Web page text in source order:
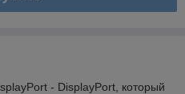
- DisplayPort, который